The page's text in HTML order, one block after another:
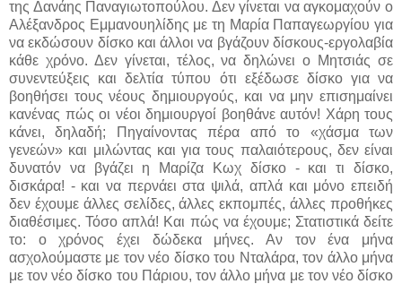
της Δανάης Παναγιωτοπούλου. Δεν γίνεται να αγκομαχούν ο
Αλέξανδρος Εμμανουηλίδης με τη Μαρία Παπαγεωργίου για
να εκδώσουν δίσκο και άλλοι να βγάζουν δίσκους-εργολαβία
κάθε χρόνο. Δεν γίνεται, τέλος, να δηλώνει ο Μητσιάς σε
συνεντεύξεις και δελτία τύπου ότι εξέδωσε δίσκο για να
βοηθήσει τους νέους δημιουργούς, και να μην επισημαίνει
κανένας πώς οι νέοι δημιουργοί βοηθάνε αυτόν! Χάρη τους
κάνει, δηλαδή; Πηγαίνοντας πέρα από το «χάσμα των
γενεών» και μιλώντας και για τους παλαιότερους, δεν είναι
δυνατόν να βγάζει η Μαρίζα Κωχ δίσκο - και τι δίσκο,
δισκάρα! - και να περνάει στα ψιλά, απλά και μόνο επειδή
δεν έχουμε άλλες σελίδες, άλλες εκπομπές, άλλες προθήκες
διαθέσιμες. Τόσο απλά! Και πώς να έχουμε; Στατιστικά δείτε
το: ο χρόνος έχει δώδεκα μήνες. Αν τον ένα μήνα
ασχολούμαστε με τον νέο δίσκο του Νταλάρα, τον άλλο μήνα
με τον νέο δίσκο του Πάριου, τον άλλο μήνα με τον νέο δίσκο